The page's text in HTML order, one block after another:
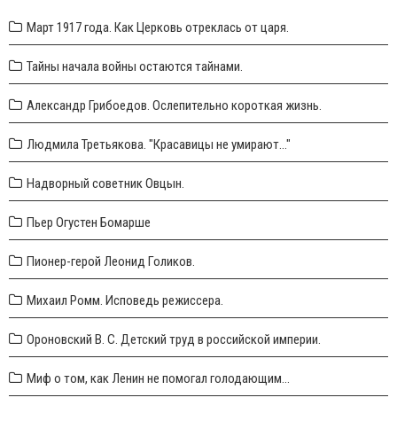
Март 1917 года. Как Церковь отреклась от царя.
Тайны начала войны остаются тайнами.
Александр Грибоедов. Ослепительно короткая жизнь.
Людмила Третьякова. "Красавицы не умирают..."
Надворный советник Овцын.
Пьер Огустен Бомарше
Пионер-герой Леонид Голиков.
Михаил Ромм. Исповедь режиссера.
Ороновский В. С. Детский труд в российской империи.
Миф о том, как Ленин не помогал голодающим...